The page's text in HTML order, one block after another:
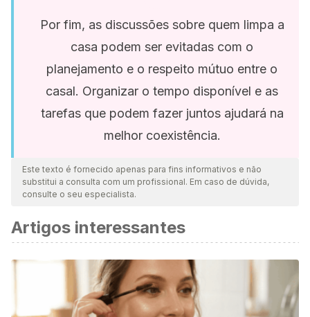
Por fim, as discussões sobre quem limpa a
casa podem ser evitadas com o
planejamento e o respeito mútuo entre o
casal. Organizar o tempo disponível e as
tarefas que podem fazer juntos ajudará na
melhor coexistência.
Este texto é fornecido apenas para fins informativos e não
substitui a consulta com um profissional. Em caso de dúvida,
consulte o seu especialista.
Artigos interessantes